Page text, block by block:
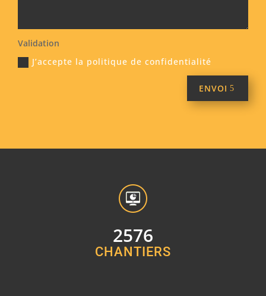
Validation
J’accepte la politique de confidentialité
ENVOI
2576
CHANTIERS